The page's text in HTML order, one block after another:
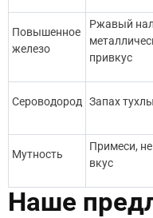
Повышенное
железо
Ржавый
привкус
Сероводород Запах
Мутность
Примеси,
вкус
Наше